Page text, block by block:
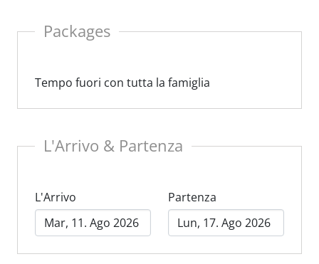
Packages
Tempo fuori con tutta la famiglia
L'Arrivo & Partenza
L'Arrivo Partenza